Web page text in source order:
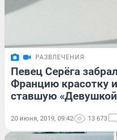
РАЗВЛЕЧЕНИЯ
Певец Серёга
Францию красотку
ставшую
20 июня, 2019, 09:42 13 673